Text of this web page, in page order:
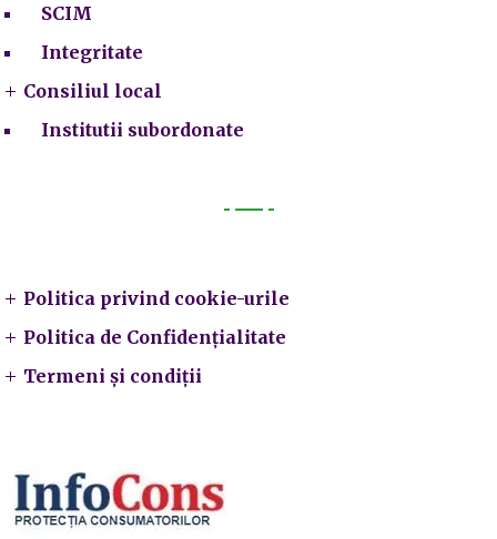
SCIM
Integritate
Consiliul local
Institutii subordonate
Politica privind cookie-urile
Politica de Confidențialitate
Termeni și condiții